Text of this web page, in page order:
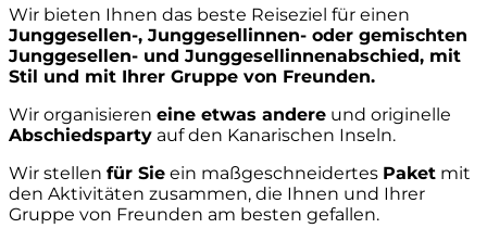
Wir bieten Ihnen das beste Reiseziel für einen
Junggesellen-, Junggesellinnen- oder gemischten
Junggesellen- und Junggesellinnenabschied, mit
Stil und mit Ihrer Gruppe von Freunden.
Wir organisieren eine etwas andere und originelle
Abschiedsparty auf den Kanarischen Inseln.
Wir stellen für Sie ein maßgeschneidertes Paket mit
den Aktivitäten zusammen, die Ihnen und Ihrer
Gruppe von Freunden am besten gefallen.